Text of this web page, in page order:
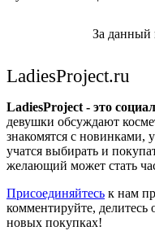
За данный
LadiesProject.ru
LadiesProject - это
девушки обсуждают
знакомятся с новинками,
учатся выбирать и
желающий может стать
Присоединяйтесь к нам
комментируйте, делитесь
новых покупках!